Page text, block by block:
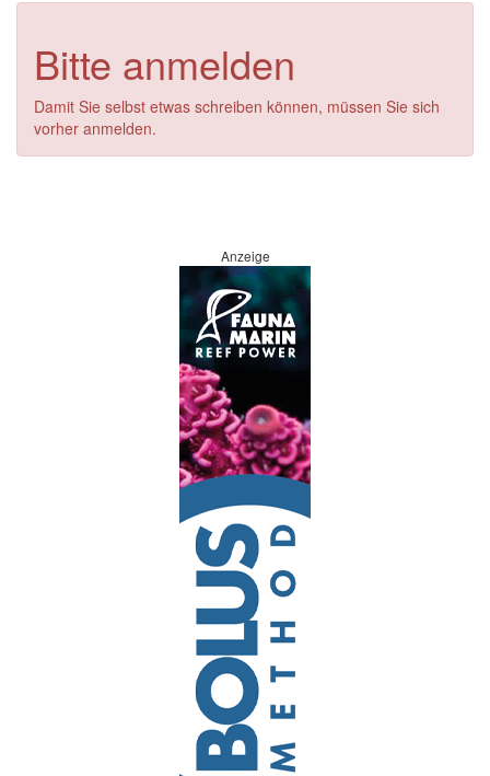
Bitte anmelden
Damit Sie selbst etwas schreiben können, müssen Sie sich
vorher anmelden.
Anzeige